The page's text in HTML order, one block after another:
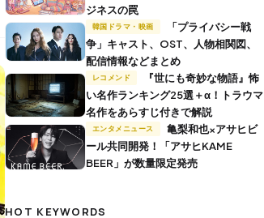
ジネスの罠
韓国ドラマ・映画
争」キャスト、OST、人物相関図、
配信情報などまとめ
レコメンド
い名作ランキング25選＋α！トラウマ
名作をあらすじ付きで解説
エンタメニュース
ール共同開発！「アサヒKAME
BEER」が数量限定発売
HOT KEYWORDS